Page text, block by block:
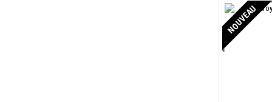
NOUVEAU